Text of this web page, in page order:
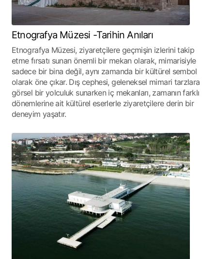
Etnografya Müzesi -Tarihin Anıları
Etnografya Müzesi, ziyaretçilere geçmişin izlerini takip
etme fırsatı sunan önemli bir mekan olarak, mimarisiyle
sadece bir bina değil, aynı zamanda bir kültürel sembol
olarak öne çıkar. Dış cephesi, geleneksel mimari tarzlara
görsel bir yolculuk sunarken iç mekanları, zamanın farklı
dönemlerine ait kültürel eserlerle ziyaretçilere derin bir
deneyim yaşatır.